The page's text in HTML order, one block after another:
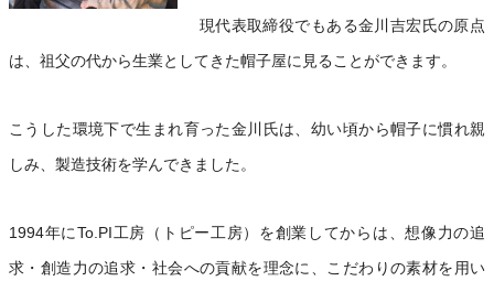
現代表取締役でもある金川吉宏氏の原点
は、祖父の代から生業としてきた帽子屋に見ることができます。
こうした環境下で生まれ育った金川氏は、幼い頃から帽子に慣れ親
しみ、製造技術を学んできました。
1994年にTo.PI工房（トピー工房）を創業してからは、想像力の追
求・創造力の追求・社会への貢献を理念に、こだわりの素材を用い